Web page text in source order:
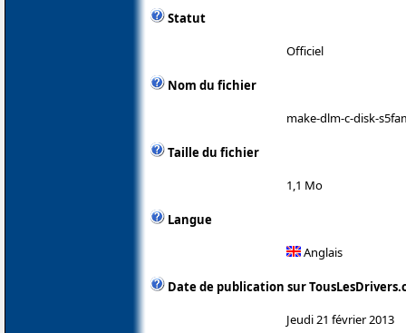
Statut
Officiel
Nom du fichier
make-dlm-c-disk-
Taille du fichier
1,1 Mo
Langue
Anglais
Date de publication sur
Jeudi 21 février 2013